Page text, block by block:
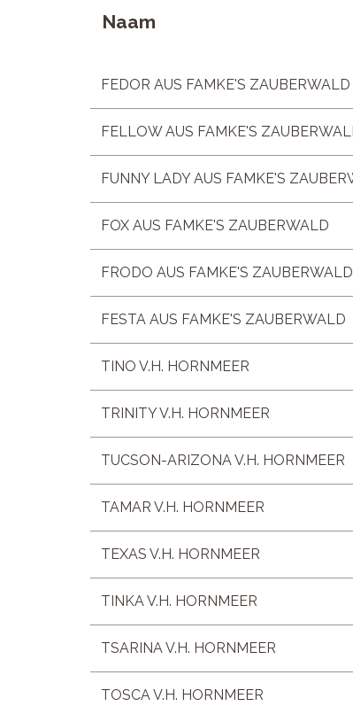
Naam
FEDOR AUS FAMKE'S ZAUBERWALD
FELLOW AUS FAMKE'S
FUNNY LADY AUS FAMKE'S
FOX AUS FAMKE'S ZAUBERWALD
FRODO AUS FAMKE'S ZAUBERWALD
FESTA AUS FAMKE'S ZAUBERWALD
TINO V.H. HORNMEER
TRINITY V.H. HORNMEER
TUCSON-ARIZONA V.H. HORNMEER
TAMAR V.H. HORNMEER
TEXAS V.H. HORNMEER
TINKA V.H. HORNMEER
TSARINA V.H. HORNMEER
TOSCA V.H. HORNMEER